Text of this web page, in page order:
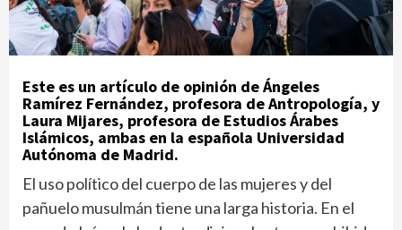
Este es un artículo de opinión de Ángeles
Ramírez Fernández, profesora de Antropología, y
Laura Mijares, profesora de Estudios Árabes
Islámicos, ambas en la española Universidad
Autónoma de Madrid.
El uso político del cuerpo de las mujeres y del
pañuelo musulmán tiene una larga historia. En el